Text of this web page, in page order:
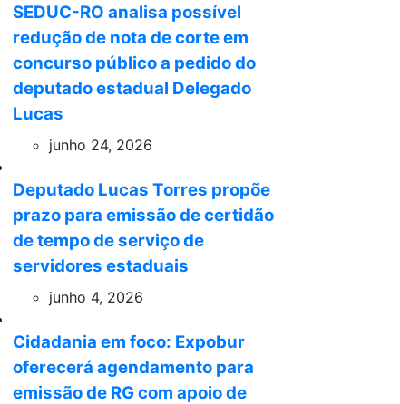
SEDUC-RO analisa possível
redução de nota de corte em
concurso público a pedido do
deputado estadual Delegado
Lucas
junho 24, 2026
Deputado Lucas Torres propõe
prazo para emissão de certidão
de tempo de serviço de
servidores estaduais
junho 4, 2026
Cidadania em foco: Expobur
oferecerá agendamento para
emissão de RG com apoio de